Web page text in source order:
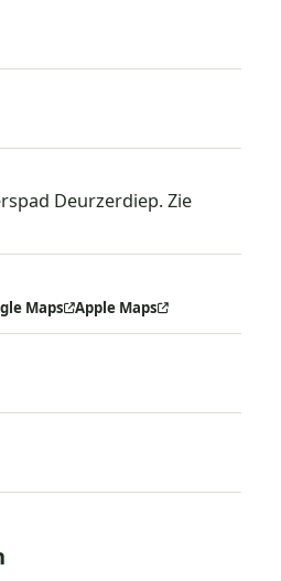
Deurzerdiep. Zie
Maps Apple Maps